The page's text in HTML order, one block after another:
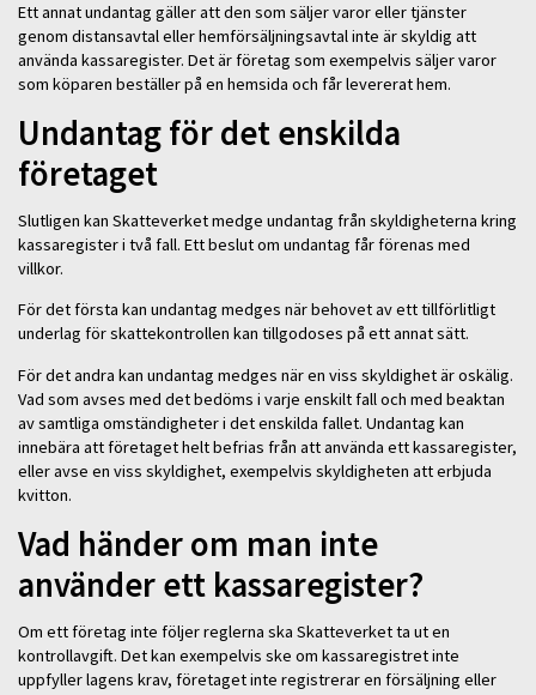
Ett annat undantag gäller att den som säljer varor eller tjänster
genom distansavtal eller hemförsäljningsavtal inte är skyldig att
använda kassaregister. Det är företag som exempelvis säljer varor
som köparen beställer på en hemsida och får levererat hem.
Undantag för det enskilda
företaget
Slutligen kan Skatteverket medge undantag från skyldigheterna kring
kassaregister i två fall. Ett beslut om undantag får förenas med
villkor.
För det första kan undantag medges när behovet av ett tillförlitligt
underlag för skattekontrollen kan tillgodoses på ett annat sätt.
För det andra kan undantag medges när en viss skyldighet är oskälig.
Vad som avses med det bedöms i varje enskilt fall och med beaktan
av samtliga omständigheter i det enskilda fallet. Undantag kan
innebära att företaget helt befrias från att använda ett kassaregister,
eller avse en viss skyldighet, exempelvis skyldigheten att erbjuda
kvitton.
Vad händer om man inte
använder ett kassaregister?
Om ett företag inte följer reglerna ska Skatteverket ta ut en
kontrollavgift. Det kan exempelvis ske om kassaregistret inte
uppfyller lagens krav, företaget inte registrerar en försäljning eller